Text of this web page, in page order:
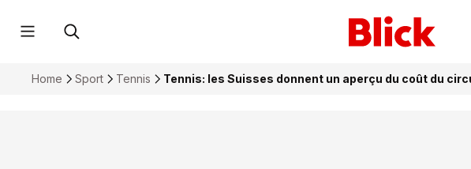
Home Sport Tennis Tennis: les Suisses donnent un aperçu du coût du